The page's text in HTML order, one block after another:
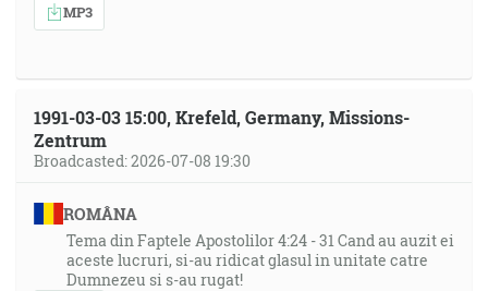
MP3
1991-03-03 15:00, Krefeld, Germany, Missions-
Zentrum
Broadcasted: 2026-07-08 19:30
ROMÂNA
Tema din Faptele Apostolilor 4:24 - 31 Cand au auzit ei
aceste lucruri, si-au ridicat glasul in unitate catre
Dumnezeu si s-au rugat!